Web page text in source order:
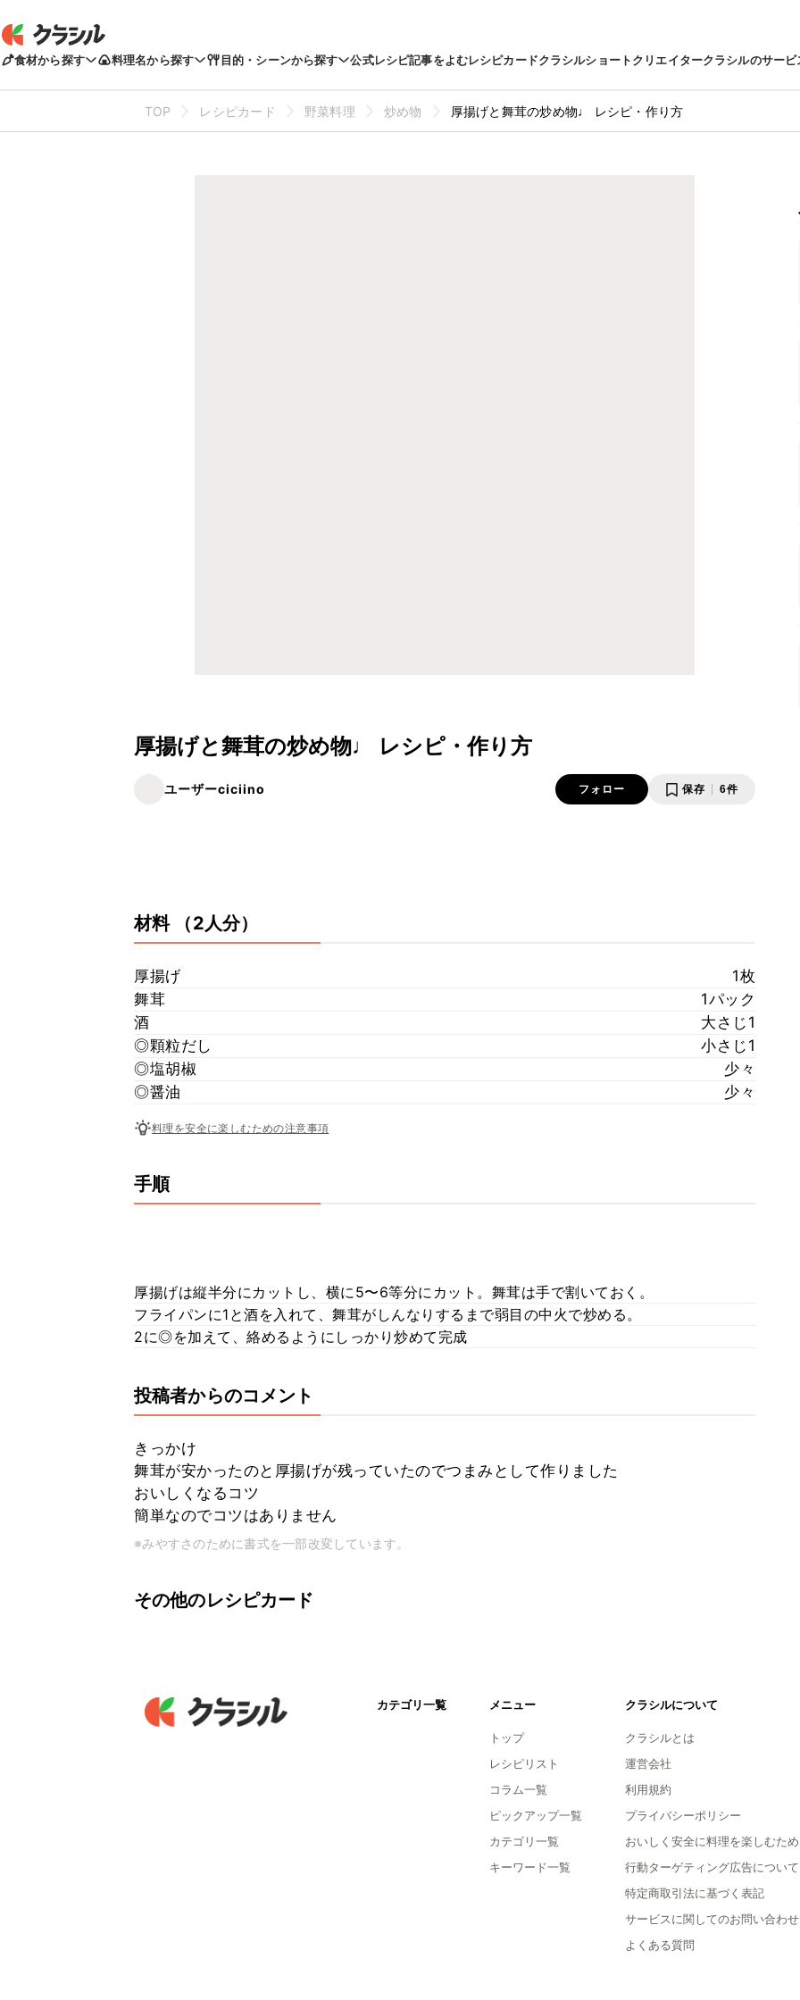
食材から探す 料理名から探す 目的・シーンから探す 公式レシピ記事をよむレシピカードクラシルショートクリエイタークラシルのサービ
TOP レシピカード 野菜料理 炒め物 厚揚げと舞茸の炒め物♩ レシピ・作り方
厚揚げと舞茸の炒め物♩ レシピ・作り方
ユーザーciciino フォロー 保存 6件
材料 （2人分）
厚揚げ
1枚
舞茸
1パック
酒
大さじ1
◎顆粒だし
小さじ1
◎塩胡椒
少々
◎醤油
少々
料理を安全に楽しむための注意事項
手順
厚揚げは縦半分にカットし、横に5〜6等分にカット。舞茸は手で割いておく。
フライパンに1と酒を入れて、舞茸がしんなりするまで弱目の中火で炒める。
2に◎を加えて、絡めるようにしっかり炒めて完成
投稿者からのコメント
きっかけ
舞茸が安かったのと厚揚げが残っていたのでつまみとして作りました
おいしくなるコツ
簡単なのでコツはありません
※みやすさのために書式を一部改変しています。
その他のレシピカード
カテゴリ一覧 メニュー
トップ
レシピリスト
コラム一覧
ピックアップ一覧
カテゴリ一覧
キーワード一覧
クラシルについて
クラシルとは
運営会社
利用規約
プライバシーポリシー
おいしく安全に料理を楽しむため
行動ターゲティング広告について
特定商取引法に基づく表記
サービスに関してのお問い合わせ
よくある質問